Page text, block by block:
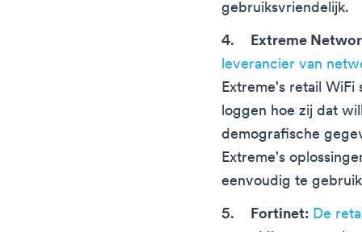
gebruiksvriendelijk.
Extreme
leverancier van
Extreme's retail WiFi
loggen hoe zij dat
demografische
Extreme's
eenvoudig te
Fortinet: De